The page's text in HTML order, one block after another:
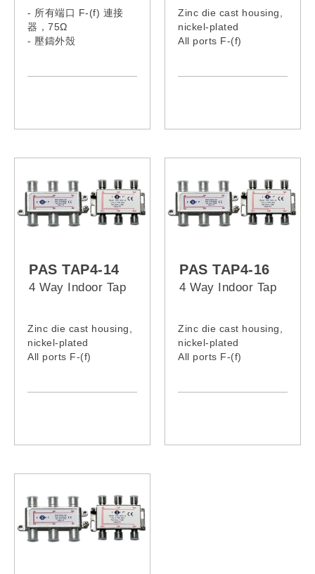
- 所有端口 F-(f) 連接
器，75Ω
- 壓鑄外殼
Zinc die cast housing,
nickel-plated
All ports F-(f)
PAS TAP4-14
4 Way Indoor Tap
Zinc die cast housing,
nickel-plated
All ports F-(f)
PAS TAP4-16
4 Way Indoor Tap
Zinc die cast housing,
nickel-plated
All ports F-(f)